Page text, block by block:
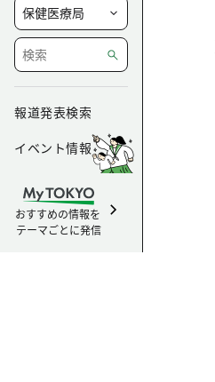
報道発表検索
イベント情報
おすすめの情報を
テーマごとに発信